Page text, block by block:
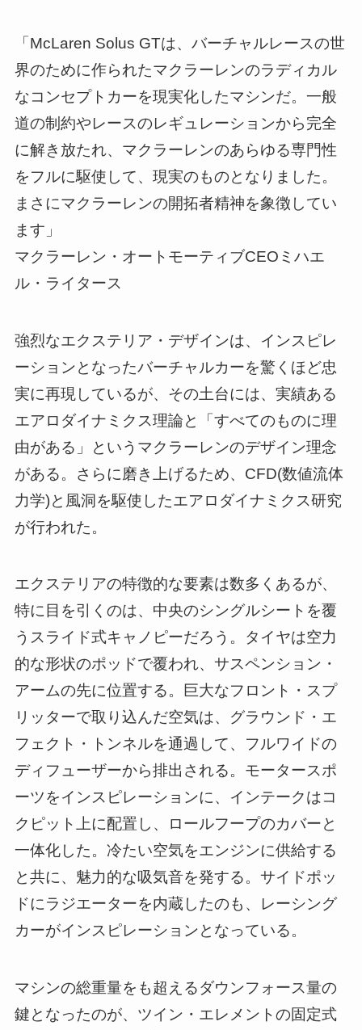
「McLaren Solus GTは、バーチャルレースの世
界のために作られたマクラーレンのラディカル
なコンセプトカーを現実化したマシンだ。一般
道の制約やレースのレギュレーションから完全
に解き放たれ、マクラーレンのあらゆる専門性
をフルに駆使して、現実のものとなりました。
まさにマクラーレンの開拓者精神を象徴してい
ます」
マクラーレン・オートモーティブCEOミハエ
ル・ライタース
強烈なエクステリア・デザインは、インスピレ
ーションとなったバーチャルカーを驚くほど忠
実に再現しているが、その土台には、実績ある
エアロダイナミクス理論と「すべてのものに理
由がある」というマクラーレンのデザイン理念
がある。さらに磨き上げるため、CFD(数値流体
力学)と風洞を駆使したエアロダイナミクス研究
が行われた。
エクステリアの特徴的な要素は数多くあるが、
特に目を引くのは、中央のシングルシートを覆
うスライド式キャノピーだろう。タイヤは空力
的な形状のポッドで覆われ、サスペンション・
アームの先に位置する。巨大なフロント・スプ
リッターで取り込んだ空気は、グラウンド・エ
フェクト・トンネルを通過して、フルワイドの
ディフューザーから排出される。モータースポ
ーツをインスピレーションに、インテークはコ
クピット上に配置し、ロールフープのカバーと
一体化した。冷たい空気をエンジンに供給する
と共に、魅力的な吸気音を発する。サイドポッ
ドにラジエーターを内蔵したのも、レーシング
カーがインスピレーションとなっている。
マシンの総重量をも超えるダウンフォース量の
鍵となったのが、ツイン・エレメントの固定式